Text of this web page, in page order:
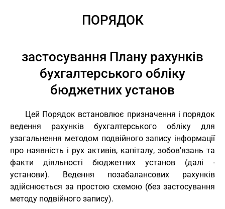
ПОРЯДОК
застосування Плану рахунків
бухгалтерського обліку
бюджетних установ
Цей Порядок встановлює призначення і порядок
ведення рахунків бухгалтерського обліку для
узагальнення методом подвійного запису інформації
про наявність і рух активів, капіталу, зобов'язань та
факти діяльності бюджетних установ (далі -
установи). Ведення позабалансових рахунків
здійснюється за простою схемою (без застосування
методу подвійного запису).